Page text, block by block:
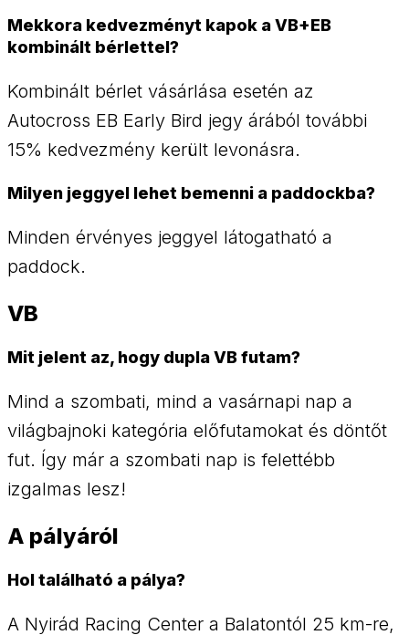
Mekkora kedvezményt kapok a VB+EB
kombinált bérlettel?
Kombinált bérlet vásárlása esetén az
Autocross EB Early Bird jegy árából további
15% kedvezmény került levonásra.
Milyen jeggyel lehet bemenni a paddockba?
Minden érvényes jeggyel látogatható a
paddock.
VB
Mit jelent az, hogy dupla VB futam?
Mind a szombati, mind a vasárnapi nap a
világbajnoki kategória előfutamokat és döntőt
fut. Így már a szombati nap is felettébb
izgalmas lesz!
A pályáról
Hol található a pálya?
A Nyirád Racing Center a Balatontól 25 km-re,